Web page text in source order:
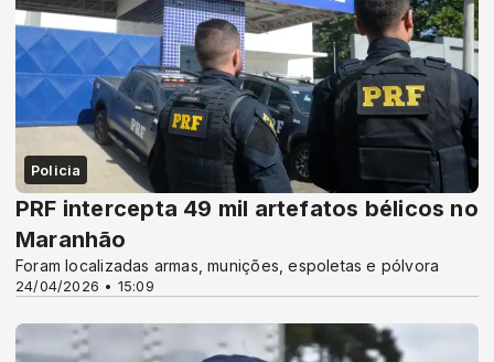
Policia
24/04/2026 • 15:09
PRF intercepta 49 mil artefatos bélicos no
Maranhão
Foram localizadas armas, munições, espoletas e pólvora